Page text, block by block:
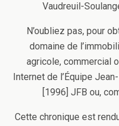
Vaudreuil-
N’oubliez pas, pour
domaine de
agricole, commercial
Internet de l’Équipe
[1996] JFB ou,
Cette chronique est